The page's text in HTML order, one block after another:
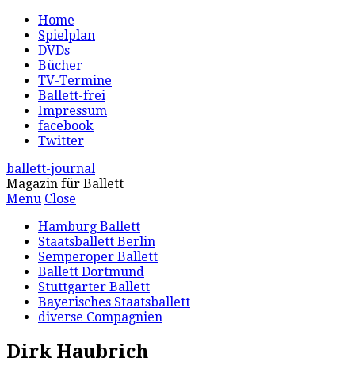
Home
Spielplan
DVDs
Bücher
TV-Termine
Ballett-frei
Impressum
facebook
Twitter
ballett-journal
Magazin für Ballett
Menu Close
Hamburg Ballett
Staatsballett Berlin
Semperoper Ballett
Ballett Dortmund
Stuttgarter Ballett
Bayerisches Staatsballett
diverse Compagnien
Dirk Haubrich